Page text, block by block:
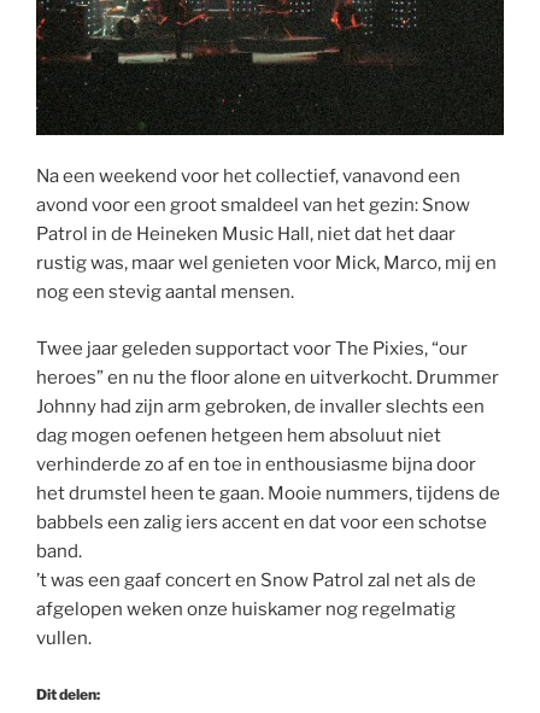
Na een weekend voor het collectief, vanavond een
avond voor een groot smaldeel van het gezin: Snow
Patrol in de Heineken Music Hall, niet dat het daar
rustig was, maar wel genieten voor Mick, Marco, mij en
nog een stevig aantal mensen.
Twee jaar geleden supportact voor The Pixies, “our
heroes” en nu the floor alone en uitverkocht. Drummer
Johnny had zijn arm gebroken, de invaller slechts een
dag mogen oefenen hetgeen hem absoluut niet
verhinderde zo af en toe in enthousiasme bijna door
het drumstel heen te gaan. Mooie nummers, tijdens de
babbels een zalig iers accent en dat voor een schotse
band.
’t was een gaaf concert en Snow Patrol zal net als de
afgelopen weken onze huiskamer nog regelmatig
vullen.
Dit delen: